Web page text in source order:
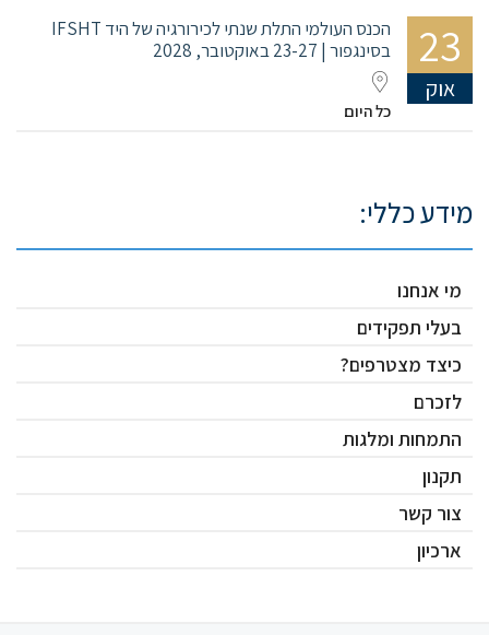
23
אוק
הכנס העולמי התלת שנתי לכירורגיה של היד IFSHT
בסינגפור | 23-27 באוקטובר, 2028
כל היום
מידע כללי:
מי אנחנו
בעלי תפקידים
כיצד מצטרפים?
לזכרם
התמחות ומלגות
תקנון
צור קשר
ארכיון